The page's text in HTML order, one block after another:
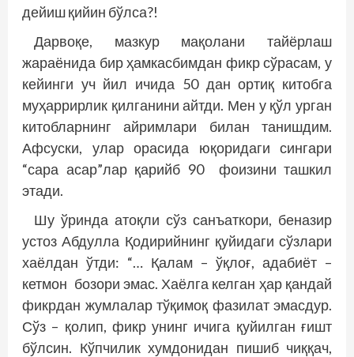
дейиш қийин бўлса?!
Дарвоқе, мазкур мақолани тайёрлаш
жараёнида бир ҳамкасбимдан фикр сўрасам, у
кейинги уч йил ичида 50 дан ортиқ китобга
муҳаррирлик қилганини айтди. Мен у қўл урган
китобларнинг айримлари билан танишдим.
Афсуски, улар орасида юқоридаги сингари
“сара асар”лар қарийб 90 фоизини ташкил
этади.
Шу ўринда атоқли сўз санъаткори, беназир
устоз Абдулла Қодирийнинг қуйидаги сўзлари
хаёлдан ўтди: “… Қалам – ўқлоғ, адабиёт –
кетмон бозори эмас. Хаёлга келган ҳар қандай
фикрдан жумлалар тўқимоқ фазилат эмасдур.
Сўз – қолип, фикр унинг ичига қуйилган ғишт
бўлсин. Кўпчилик хумдонидан пишиб чиққач,